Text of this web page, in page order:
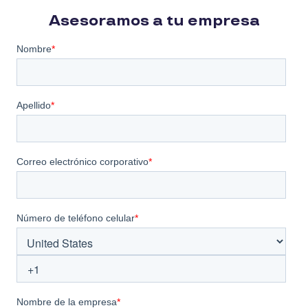
Asesoramos a tu empresa